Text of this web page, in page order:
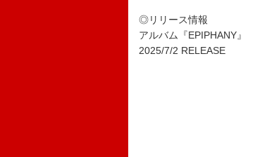
◎リリース情報
アルバム『EPIPHANY』
2025/7/2 RELEASE